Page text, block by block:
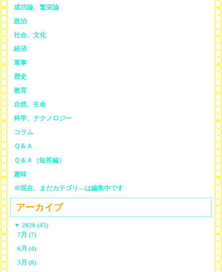
成功論、繁栄論
政治
社会、文化
経済
軍事
歴史
教育
自然、生命
科学、テクノロジー
コラム
Ｑ＆Ａ
Ｑ＆Ａ（短答編）
趣味
※現在、まだカテゴリ—は編集中です
アーカイブ
▼ 2026 (45)
7月 (7)
6月 (4)
5月 (8)